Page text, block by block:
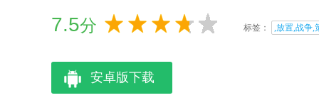
7.5分 标签： ,放置,战争,
安卓版下载